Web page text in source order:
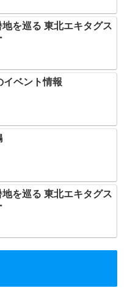
を巡る 東北エキタグス
イベント情報
を巡る 東北エキタグス